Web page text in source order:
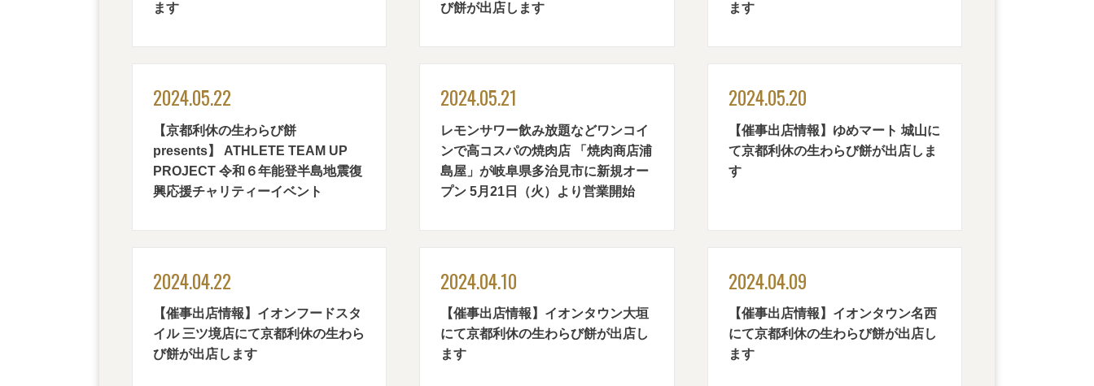
ます
び餅が出店します
ます
2024.05.22
【京都利休の生わらび餅
presents】 ATHLETE TEAM UP
PROJECT 令和６年能登半島地震復
興応援チャリティーイベント
2024.05.21
レモンサワー飲み放題などワンコイ
ンで高コスパの焼肉店 「焼肉商店浦
島屋」が岐阜県多治見市に新規オー
プン 5月21日（火）より営業開始
2024.05.20
【催事出店情報】ゆめマート 城山に
て京都利休の生わらび餅が出店しま
す
2024.04.22
【催事出店情報】イオンフードスタ
イル 三ツ境店にて京都利休の生わら
び餅が出店します
2024.04.10
【催事出店情報】イオンタウン大垣
にて京都利休の生わらび餅が出店し
ます
2024.04.09
【催事出店情報】イオンタウン名西
にて京都利休の生わらび餅が出店し
ます